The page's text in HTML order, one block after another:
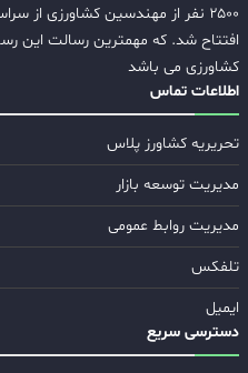
۲۵۰۰ نفر از مهندسین کشاورزی
افتتاح شد. که مهمترین رسالت این
کشاورزی می باشد
اطلاعات تماس
تحریریه کشاورز پلاس
مدیریت توسعه بازار
مدیریت روابط عمومی
تلفکس
ایمیل
دسترسی سریع